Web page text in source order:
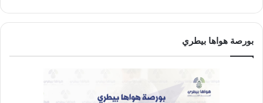
بورصة هواها بيطري